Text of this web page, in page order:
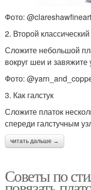
Фото: @clareshawfineart
2. Второй
Сложите небольшой
вокруг шеи и завяжите
Фото:
3. Как галстук
Сложите платок
спереди галстучным
читать дальше →
Советы по